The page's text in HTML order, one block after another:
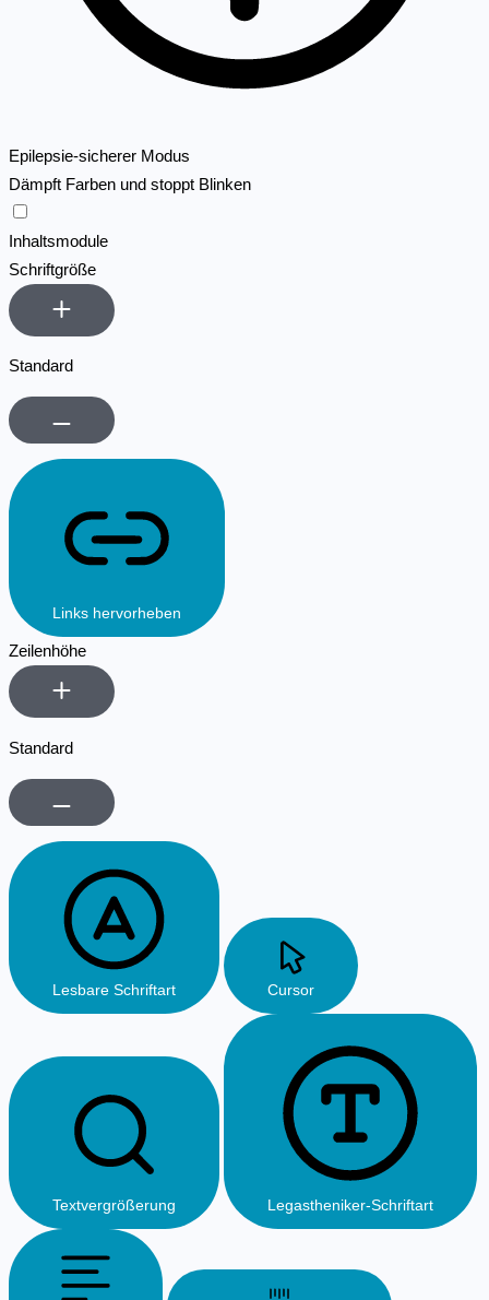
Epilepsie-sicherer Modus
Dämpft Farben und stoppt Blinken
Inhaltsmodule
Schriftgröße
Standard
Links hervorheben
Zeilenhöhe
Standard
Lesbare Schriftart Cursor
Textvergrößerung Legastheniker-Schriftart